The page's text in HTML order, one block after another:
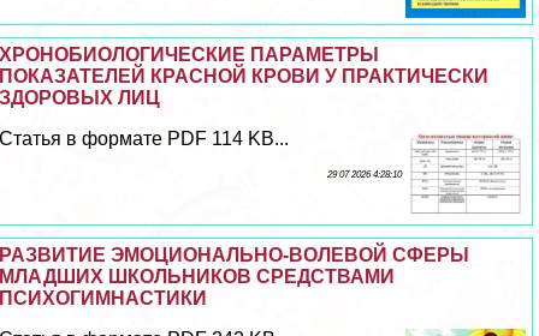
ХРОНОБИОЛОГИЧЕСКИЕ ПАРАМЕТРЫ
ПОКАЗАТЕЛЕЙ КРАСНОЙ КРОВИ У ПРАКТИЧЕСКИ
ЗДОРОВЫХ ЛИЦ
Статья в формате PDF 114 KB...
29 07 2026 4:28:10
РАЗВИТИЕ ЭМОЦИОНАЛЬНО-ВОЛЕВОЙ СФЕРЫ
МЛАДШИХ ШКОЛЬНИКОВ СРЕДСТВАМИ
ПСИХОГИМНАСТИКИ